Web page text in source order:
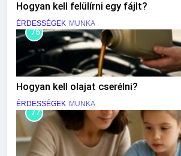
Hogyan kell felülírni egy fájlt?
ÉRDESSÉGEK MUNKA
76
Hogyan kell olajat cserélni?
ÉRDESSÉGEK MUNKA
77